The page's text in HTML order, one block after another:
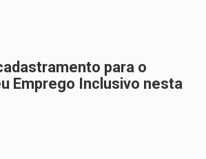
para o
Emprego Inclusivo nesta